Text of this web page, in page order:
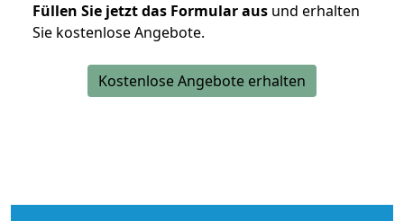
Füllen Sie jetzt das Formular aus und erhalten
Sie kostenlose Angebote.
Kostenlose Angebote erhalten